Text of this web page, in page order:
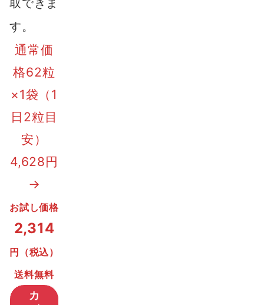
取できま
す。
通常価
格62粒
×1袋（1
日2粒目
安）
4,628円
→
お試し価格
2,314
円（税込）
送料無料
カ